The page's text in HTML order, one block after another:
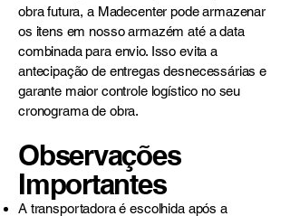
obra futura, a Madecenter pode armazenar
os itens em nosso armazém até a data
combinada para envio. Isso evita a
antecipação de entregas desnecessárias e
garante maior controle logístico no seu
cronograma de obra.
Observações
Importantes
A transportadora é escolhida após a